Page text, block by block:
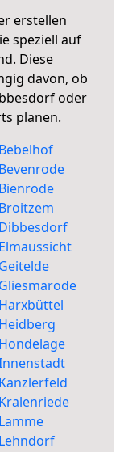
erstellen
speziell auf
Diese
davon, ob
oder
planen.